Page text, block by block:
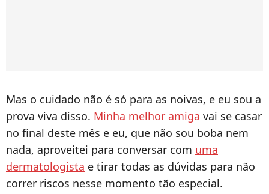
Mas o cuidado não é só para as noivas, e eu sou a
prova viva disso. Minha melhor amiga vai se casar
no final deste mês e eu, que não sou boba nem
nada, aproveitei para conversar com uma
dermatologista e tirar todas as dúvidas para não
correr riscos nesse momento tão especial.